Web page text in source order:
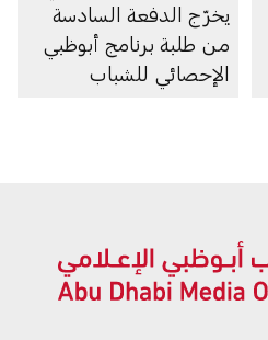
يخرّج الدفعة السادسة
من طلبة برنامج أبوظبي
الإحصائي للشباب